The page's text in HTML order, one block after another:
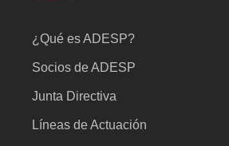
¿Qué es ADESP?
Socios de ADESP
Junta Directiva
Líneas de Actuación